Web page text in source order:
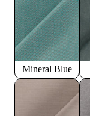
Mineral Blue